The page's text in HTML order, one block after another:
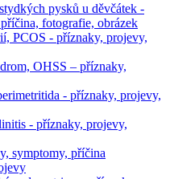
pysků u děvčátek -
fotografie, obrázek
PCOS - příznaky, projevy,
OHSS – příznaky,
- příznaky, projevy,
- příznaky, projevy,
symptomy, příčina